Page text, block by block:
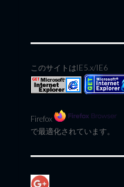
このサイトはIE5.x/IE6
Firefox
で最適化されています。